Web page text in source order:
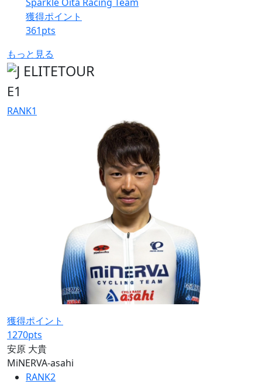
獲得ポイント
361pts
もっと見る
E1
RANK1
獲得ポイント
1270pts
安原 大貴
MiNERVA-asahi
RANK2